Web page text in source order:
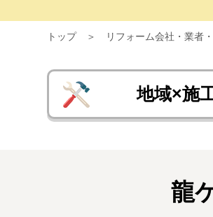
トップ リフォーム会社・業者
地域×施
龍